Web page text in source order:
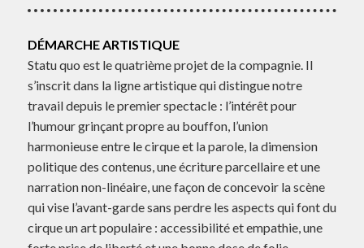
DÉMARCHE ARTISTIQUE
Statu quo est le quatrième projet de la compagnie. Il
s’inscrit dans la ligne artistique qui distingue notre
travail depuis le premier spectacle : l’intérêt pour
l’humour grinçant propre au bouffon, l’union
harmonieuse entre le cirque et la parole, la dimension
politique des contenus, une écriture parcellaire et une
narration non-linéaire, une façon de concevoir la scène
qui vise l’avant-garde sans perdre les aspects qui font du
cirque un art populaire : accessibilité et empathie, une